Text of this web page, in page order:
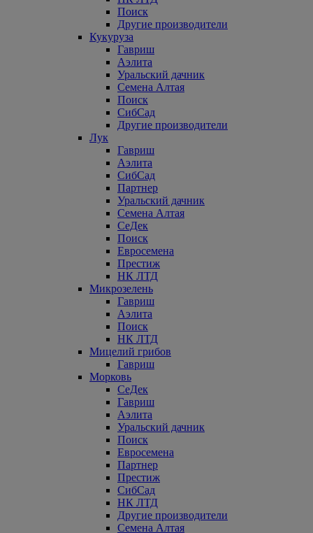
Поиск
Другие производители
Кукуруза
Гавриш
Аэлита
Уральский дачник
Семена Алтая
Поиск
СибСад
Другие производители
Лук
Гавриш
Аэлита
СибСад
Партнер
Уральский дачник
Семена Алтая
СеДек
Поиск
Евросемена
Престиж
НК ЛТД
Микрозелень
Гавриш
Аэлита
Поиск
НК ЛТД
Мицелий грибов
Гавриш
Морковь
СеДек
Гавриш
Аэлита
Уральский дачник
Поиск
Евросемена
Партнер
Престиж
СибСад
НК ЛТД
Другие производители
Семена Алтая